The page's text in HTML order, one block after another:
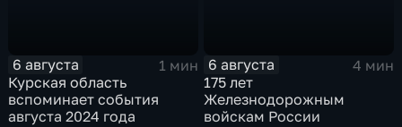
6 августа
1 мин
Курская область
вспоминает события
августа 2024 года
6 августа
4 мин
175 лет
Железнодорожным
войскам России